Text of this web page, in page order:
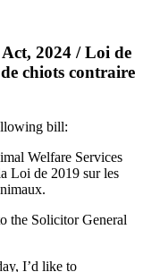
2024 / Loi de
chiots contraire
bill:
Welfare Services
Loi de 2019 sur les
the Solicitor General
I’d like to